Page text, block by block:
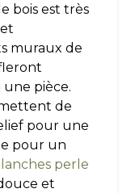
bois est très
muraux de
pièce.
de
pour une
pour un
perle
et